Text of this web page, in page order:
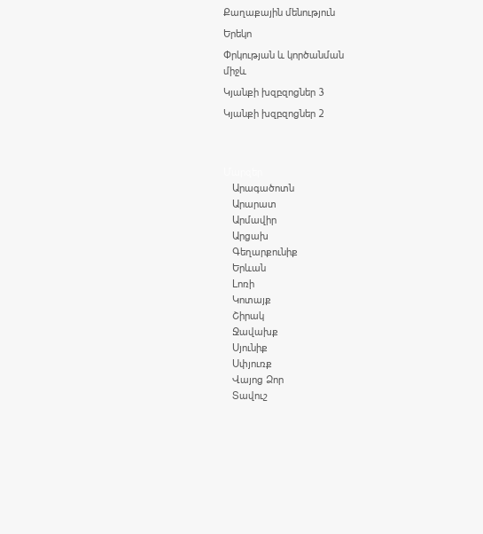
Քաղաքային մենություն
Երեկո
Փրկության և կործանման
միջև
Կյանքի խզբզոցներ 3
Կյանքի խզբզոցներ 2
Արագածոտն
Արարատ
Արմավիր
Արցախ
Գեղարքունիք
Երևան
Լոռի
Կոտայք
Շիրակ
Ջավախք
Սյունիք
Սփյուռք
Վայոց Ձոր
Տավուշ